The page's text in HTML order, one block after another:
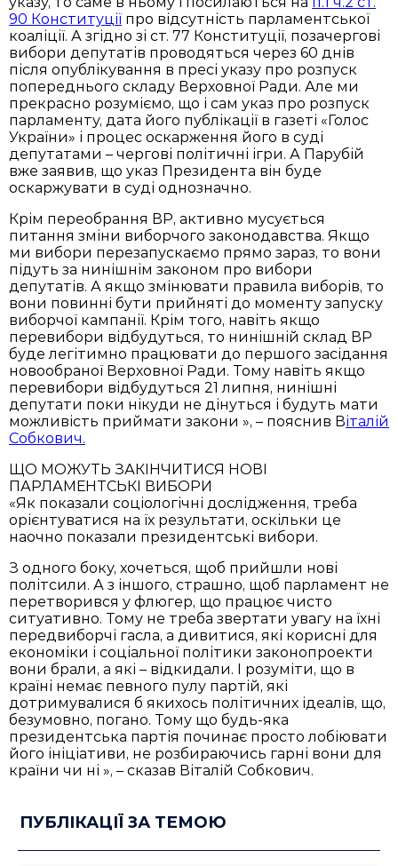
90 Конституції про відсутність парламентської
коаліції. А згідно зі ст. 77 Конституції, позачергові
вибори депутатів проводяться через 60 днів
після опублікування в пресі указу про розпуск
попереднього складу Верховної Ради. Але ми
прекрасно розуміємо, що і сам указ про розпуск
парламенту, дата його публікації в газеті «Голос
України» і процес оскарження його в суді
депутатами – чергові політичні ігри. А Парубій
вже заявив, що указ Президента він буде
оскаржувати в суді однозначно.
Крім переобрання ВР, активно мусується
питання зміни виборчого законодавства. Якщо
ми вибори перезапускаємо прямо зараз, то вони
підуть за нинішнім законом про вибори
депутатів. А якщо змінювати правила виборів, то
вони повинні бути прийняті до моменту запуску
виборчої кампанії. Крім того, навіть якщо
перевибори відбудуться, то нинішній склад ВР
буде легітимно працювати до першого засідання
новообраної Верховної Ради. Тому навіть якщо
перевибори відбудуться 21 липня, нинішні
депутати поки нікуди не дінуться і будуть мати
можливість приймати закони », – пояснив Віталій
Собкович.
ЩО МОЖУТЬ ЗАКІНЧИТИСЯ НОВІ
ПАРЛАМЕНТСЬКІ ВИБОРИ
«Як показали соціологічні дослідження, треба
орієнтуватися на їх результати, оскільки це
наочно показали президентські вибори.
З одного боку, хочеться, щоб прийшли нові
політсили. А з іншого, страшно, щоб парламент не
перетворився у флюгер, що працює чисто
ситуативно. Тому не треба звертати увагу на їхні
передвиборчі гасла, а дивитися, які корисні для
економіки і соціальної політики законопроекти
вони брали, а які – відкидали. І розуміти, що в
країні немає певного пулу партій, які
дотримувалися б якихось політичних ідеалів, що,
безумовно, погано. Тому що будь-яка
президентська партія починає просто лобіювати
його ініціативи, не розбираючись гарні вони для
країни чи ні », – сказав Віталій Собкович.
ПУБЛІКАЦІЇ ЗА ТЕМОЮ